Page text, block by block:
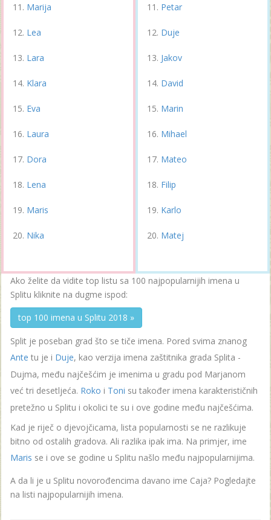
Marija
Lea
Lara
Klara
Eva
Laura
Dora
Lena
Maris
Nika
Petar
Duje
Jakov
David
Marin
Mihael
Mateo
Filip
Karlo
Matej
Ako želite da vidite top listu sa 100 najpopularnijih imena u
Splitu kliknite na dugme ispod:
top 100 imena u Splitu 2018 »
Split je poseban grad što se tiče imena. Pored svima znanog
Ante tu je i Duje, kao verzija imena zaštitnika grada Splita -
Dujma, među najčešćim je imenima u gradu pod Marjanom
već tri desetljeća. Roko i Toni su također imena karakterističnih
pretežno u Splitu i okolici te su i ove godine među najčešćima.
Kad je riječ o djevojčicama, lista popularnosti se ne razlikuje
bitno od ostalih gradova. Ali razlika ipak ima. Na primjer, ime
Maris se i ove se godine u Splitu našlo među najpopularnijima.
A da li je u Splitu novorođencima davano ime Caja? Pogledajte
na listi najpopularnijih imena.